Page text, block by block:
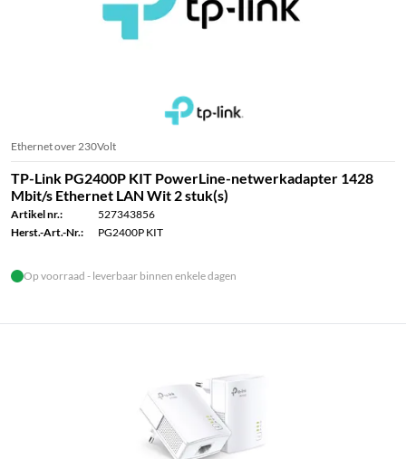
Ethernet over 230Volt
TP-Link PG2400P KIT PowerLine-netwerkadapter 1428
Mbit/s Ethernet LAN Wit 2 stuk(s)
Artikel nr.:
527343856
Herst.-Art.-Nr.:
PG2400P KIT
Op voorraad - leverbaar binnen enkele dagen